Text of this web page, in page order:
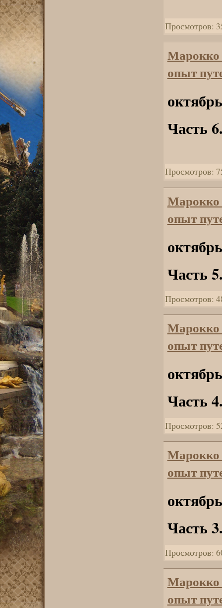
Просмотров:
опыт
Часть
Просмотров:
опыт
Часть
Просмотров:
опыт
Часть
Просмотров:
опыт
Часть
Просмотров:
опыт